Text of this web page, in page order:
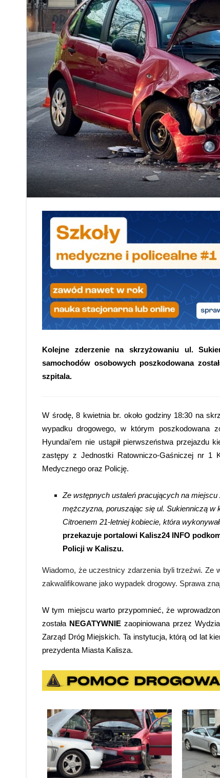
Kolejne zderzenie na skrzyżowaniu ul.
samochodów osobowych poszkodowana
szpitala.
W środę, 8 kwietnia br. około godziny 18:30 na
wypadku drogowego, w którym poszkodowana
Hyundai’em nie ustąpił pierwszeństwa przejazdu
zastępy z Jednostki Ratowniczo-Gaśniczej nr 1
Medycznego oraz Policję.
Ze wstępnych ustaleń pracujących na
mężczyzna, poruszając się ul. Sukienniczą w
Citroenem 21-letniej kobiecie, która
przekazuje portalowi Kalisz24 INFO
Policji w Kaliszu.
Wiadomo, że uczestnicy zdarzenia byli trzeźwi. Ze
zakwalifikowane jako wypadek drogowy. Sprawa
W tym miejscu warto przypomnieć, że
została NEGATYWNIEzaopiniowana przez
Zarząd Dróg Miejskich. Ta instytucja, którą od lat
prezydenta Miasta Kalisza.